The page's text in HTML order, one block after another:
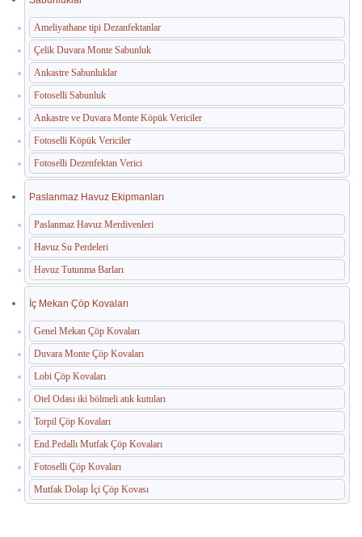
Ameliyathane tipi Dezanfektanlar
Çelik Duvara Monte Sabunluk
Ankastre Sabunluklar
Fotoselli Sabunluk
Ankastre ve Duvara Monte Köpük Vericiler
Fotoselli Köpük Vericiler
Fotoselli Dezenfektan Verici
Paslanmaz Havuz Ekipmanları
Paslanmaz Havuz Merdivenleri
Havuz Su Perdeleri
Havuz Tutunma Barları
İç Mekan Çöp Kovaları
Genel Mekan Çöp Kovaları
Duvara Monte Çöp Kovaları
Lobi Çöp Kovaları
Otel Odası iki bölmeli atık kutuları
Torpil Çöp Kovaları
End.Pedallı Mutfak Çöp Kovaları
Fotoselli Çöp Kovaları
Mutfak Dolap İçi Çöp Kovası